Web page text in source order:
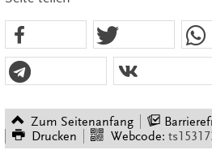
Zum Seitenanfang
Drucken
Webcode: